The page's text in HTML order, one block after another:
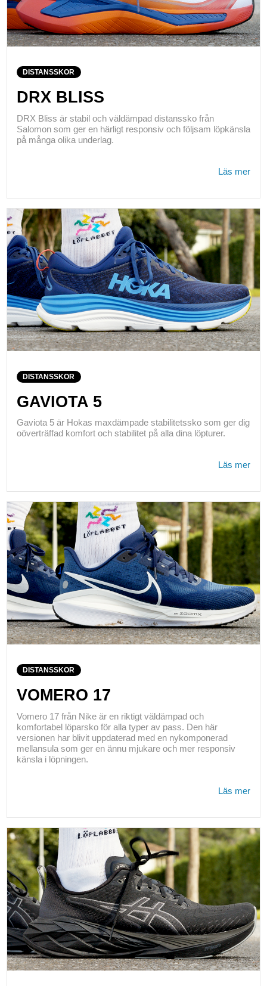
DISTANSSKOR
DRX BLISS
DRX Bliss är stabil och väldämpad distanssko från
Salomon som ger en härligt responsiv och följsam löpkänsla
på många olika underlag.
Läs mer
DISTANSSKOR
GAVIOTA 5
Gaviota 5 är Hokas maxdämpade stabilitetssko som ger dig
oöverträffad komfort och stabilitet på alla dina löpturer.
Läs mer
DISTANSSKOR
VOMERO 17
Vomero 17 från Nike är en riktigt väldämpad och
komfortabel löparsko för alla typer av pass. Den här
versionen har blivit uppdaterad med en nykomponerad
mellansula som ger en ännu mjukare och mer responsiv
känsla i löpningen.
Läs mer